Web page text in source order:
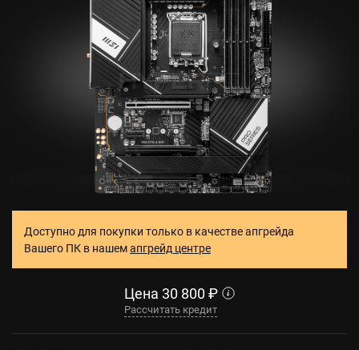
Доступно для покупки только в качестве апгрейда
Вашего ПК в нашемапгрейд центре
Цена 30 800 ₽
Рассчитать кредит